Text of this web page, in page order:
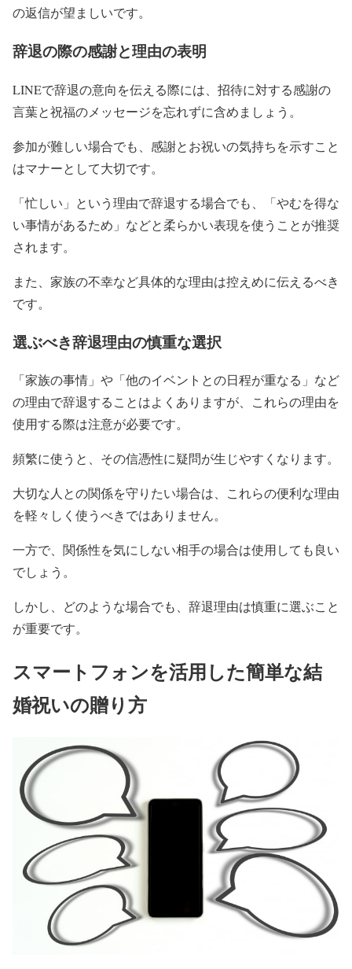
の返信が望ましいです。
辞退の際の感謝と理由の表明
LINEで辞退の意向を伝える際には、招待に対する感謝の
言葉と祝福のメッセージを忘れずに含めましょう。
参加が難しい場合でも、感謝とお祝いの気持ちを示すこと
はマナーとして大切です。
「忙しい」という理由で辞退する場合でも、「やむを得な
い事情があるため」などと柔らかい表現を使うことが推奨
されます。
また、家族の不幸など具体的な理由は控えめに伝えるべき
です。
選ぶべき辞退理由の慎重な選択
「家族の事情」や「他のイベントとの日程が重なる」など
の理由で辞退することはよくありますが、これらの理由を
使用する際は注意が必要です。
頻繁に使うと、その信憑性に疑問が生じやすくなります。
大切な人との関係を守りたい場合は、これらの便利な理由
を軽々しく使うべきではありません。
一方で、関係性を気にしない相手の場合は使用しても良い
でしょう。
しかし、どのような場合でも、辞退理由は慎重に選ぶこと
が重要です。
スマートフォンを活用した簡単な結
婚祝いの贈り方